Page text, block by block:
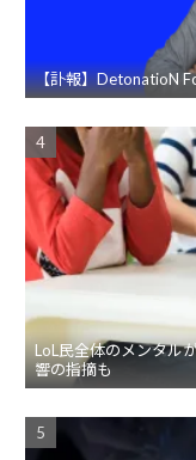
【訃報】DetonatioN
LoL民全体のメンタル
響の指摘も